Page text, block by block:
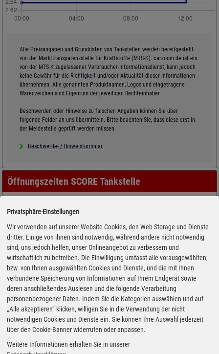
Alle Preisangaben und Grunddaten von Tankstellen werden bereitgestellt
von der Markttransparenzstelle für Kraftstoffe (MTS-K). carzoom.de ist ein
von der MTS-K zugelassener Verbraucher-Informationsdienst, kann jedoch
keine Gewähr für die Richtigkeit und/oder Aktualität dieser Informationen
übernehmen. Alle genannten Produktnamen, Logos und eingetragene
Warenzeichen sind Eigentum der jeweiligen Rechteinhaber.
Beschwerden oder Hinweise zu falschen Angaben können Sie über
folgende Felder an uns übermitteln. Bitte beachten Sie, dass diese erst in
der Meldestelle geprüft werden müssen.
Beschwerde- / Hinweisformular
Öffnungszeiten SCORE Tankstelle
Privatsphäre-Einstellungen
Wir verwenden auf unserer Website Cookies, den Web Storage und Dienste
dritter. Einige von ihnen sind notwendig, während andere nicht notwendig
sind, uns jedoch helfen, unser Onlineangebot zu verbessern und
wirtschaftlich zu betreiben. Die Einwilligung umfasst alle vorausgewählten,
bzw. von Ihnen ausgewählten Cookies und Dienste, und die mit Ihnen
verbundene Speicherung von Informationen auf Ihrem Endgerät sowie
deren anschließendes Auslesen und die folgende Verarbeitung
personenbezogener Daten. Indem Sie die Kategorien auswählen und auf
„Alle akzeptieren“ klicken, willigen Sie in die Verwendung der nicht
notwendigen Cookies und Dienste ein. Sie können Ihre Auswahl jederzeit
über den Cookie-Banner widerrufen oder anpassen.
Weitere Informationen erhalten Sie in unserer